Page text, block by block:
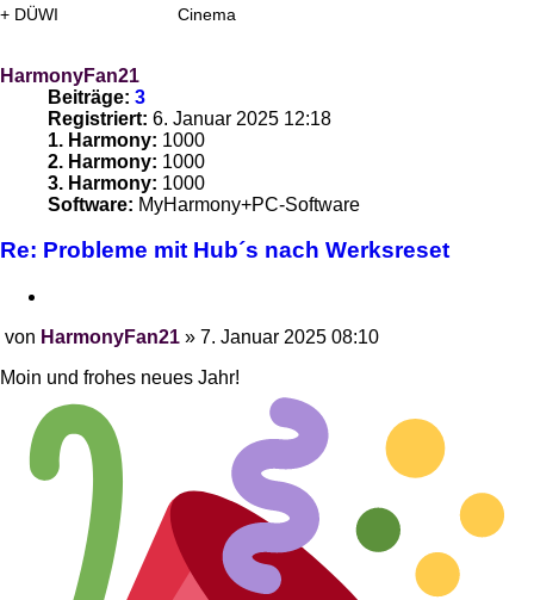
+ DÜWI
Cinema
HarmonyFan21
Beiträge: 3
Registriert: 6. Januar 2025 12:18
1. Harmony: 1000
2. Harmony: 1000
3. Harmony: 1000
Software: MyHarmony+PC-Software
Re: Probleme mit Hub´s nach Werksreset
von HarmonyFan21 » 7. Januar 2025 08:10
Moin und frohes neues Jahr!